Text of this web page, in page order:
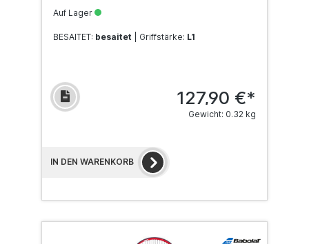
Auf Lager
BESAITET: besaitet | Griffstärke: L1
127,90 €*
Gewicht: 0.32 kg
IN DEN WARENKORB